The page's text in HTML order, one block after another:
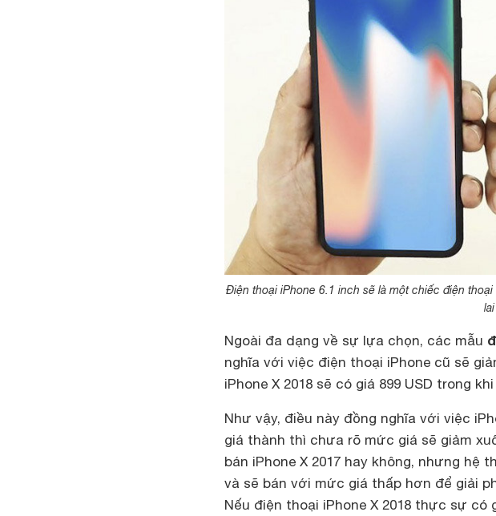
Điện thoại iPhone 6.1 inch sẽ là một chiếc điện
lai
Ngoài đa dạng về sự lựa chọn, các mẫu
nghĩa với việc điện thoại iPhone cũ sẽ
iPhone X 2018 sẽ có giá 899 USD trong
Như vậy, điều này đồng nghĩa với việc
giá thành thì chưa rõ mức giá sẽ giảm
bán iPhone X 2017 hay không, nhưng hệ
và sẽ bán với mức giá thấp hơn để giải
Nếu điện thoại iPhone X 2018 thực sự